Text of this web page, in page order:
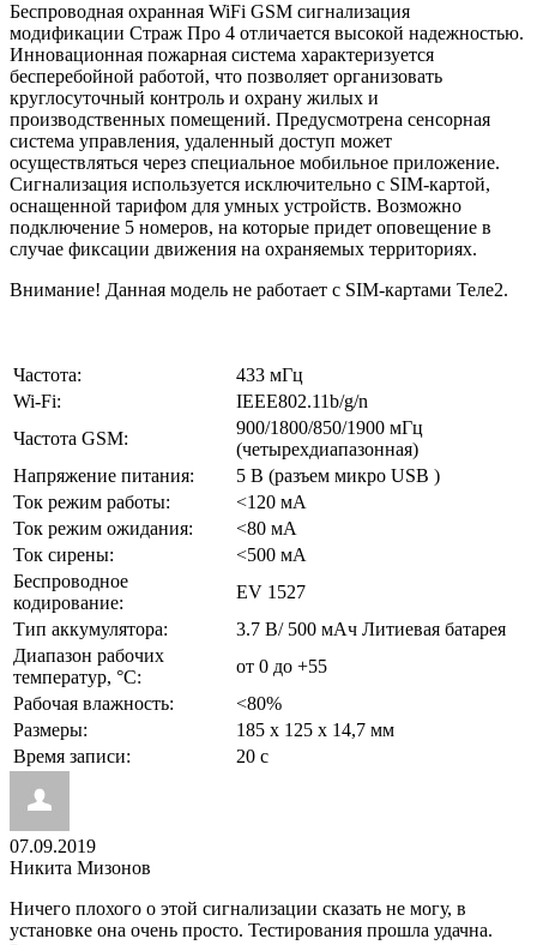
Беспроводная охранная WiFi GSM сигнализация
модификации Страж Про 4 отличается высокой надежностью.
Инновационная пожарная система характеризуется
бесперебойной работой, что позволяет организовать
круглосуточный контроль и охрану жилых и
производственных помещений. Предусмотрена сенсорная
система управления, удаленный доступ может
осуществляться через специальное мобильное приложение.
Сигнализация используется исключительно с SIM-картой,
оснащенной тарифом для умных устройств. Возможно
подключение 5 номеров, на которые придет оповещение в
случае фиксации движения на охраняемых территориях.
Внимание! Данная модель не работает с SIM-картами Теле2.
Частота:
433 мГц
Wi-Fi:
IEEE802.11b/g/n
Частота GSM:
900/1800/850/1900 мГц
(четырехдиапазонная)
Напряжение питания:
5 В (разъем микро USB )
Ток режим работы:
<120 мА
Ток режим ожидания:
<80 мА
Ток сирены:
<500 мА
Беспроводное
кодирование:
EV 1527
Тип аккумулятора:
3.7 В/ 500 мАч Литиевая батарея
Диапазон рабочих
температур, °С:
от 0 до +55
Рабочая влажность:
<80%
Размеры:
185 х 125 х 14,7 мм
Время записи:
20 с
07.09.2019
Никита Мизонов
Ничего плохого о этой сигнализации сказать не могу, в
установке она очень просто. Тестирования прошла удачна.